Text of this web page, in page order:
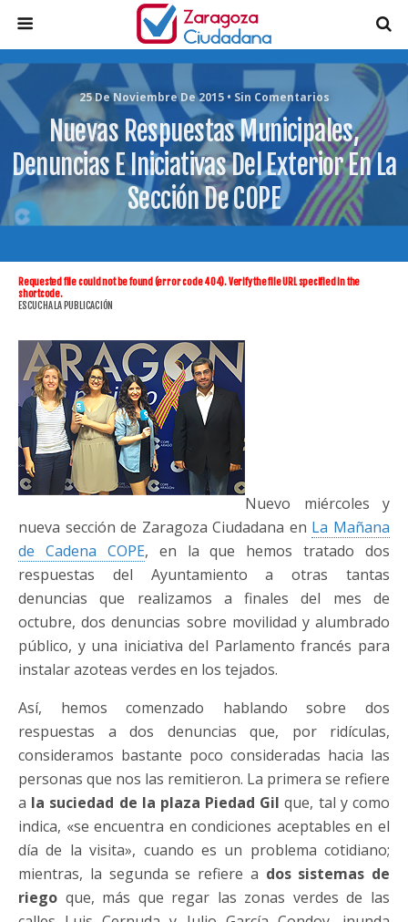
25 De Noviembre De 2015 • Sin Comentarios
Nuevas Respuestas Municipales,
Denuncias E Iniciativas Del Exterior En La
Sección De COPE
Requested file could not be found (error code 404). Verify the file URL specified in the
shortcode.
ESCUCHA LA PUBLICACIÓN
Nuevo miércoles y
nueva sección de Zaragoza Ciudadana en La Mañana
de Cadena COPE, en la que hemos tratado dos
respuestas del Ayuntamiento a otras tantas
denuncias que realizamos a finales del mes de
octubre, dos denuncias sobre movilidad y alumbrado
público, y una iniciativa del Parlamento francés para
instalar azoteas verdes en los tejados.
Así, hemos comenzado hablando sobre dos
respuestas a dos denuncias que, por ridículas,
consideramos bastante poco consideradas hacia las
personas que nos las remitieron. La primera se refiere
a la suciedad de la plaza Piedad Gil que, tal y como
indica, «se encuentra en condiciones aceptables en el
día de la visita», cuando es un problema cotidiano;
mientras, la segunda se refiere a dos sistemas de
riego que, más que regar las zonas verdes de las